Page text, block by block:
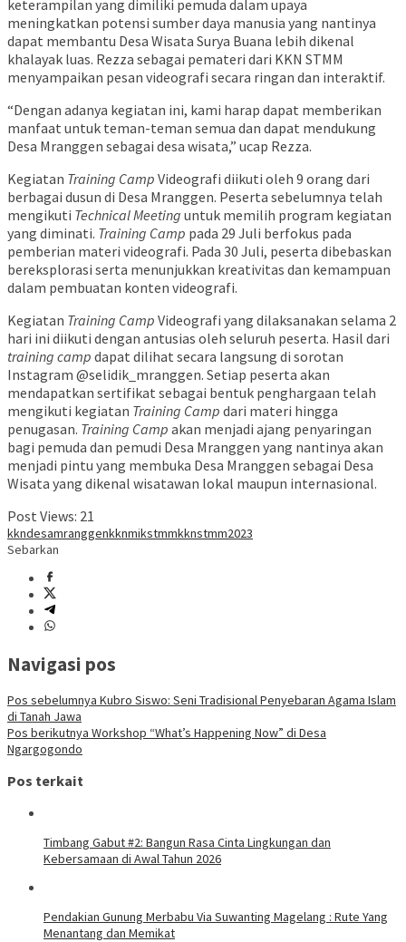
keterampilan yang dimiliki pemuda dalam upaya
meningkatkan potensi sumber daya manusia yang nantinya
dapat membantu Desa Wisata Surya Buana lebih dikenal
khalayak luas. Rezza sebagai pemateri dari KKN STMM
menyampaikan pesan videografi secara ringan dan interaktif.
“Dengan adanya kegiatan ini, kami harap dapat memberikan
manfaat untuk teman-teman semua dan dapat mendukung
Desa Mranggen sebagai desa wisata,” ucap Rezza.
Kegiatan Training Camp Videografi diikuti oleh 9 orang dari
berbagai dusun di Desa Mranggen. Peserta sebelumnya telah
mengikuti Technical Meeting untuk memilih program kegiatan
yang diminati. Training Camp pada 29 Juli berfokus pada
pemberian materi videografi. Pada 30 Juli, peserta dibebaskan
bereksplorasi serta menunjukkan kreativitas dan kemampuan
dalam pembuatan konten videografi.
Kegiatan Training Camp Videografi yang dilaksanakan selama 2
hari ini diikuti dengan antusias oleh seluruh peserta. Hasil dari
training camp dapat dilihat secara langsung di sorotan
Instagram @selidik_mranggen. Setiap peserta akan
mendapatkan sertifikat sebagai bentuk penghargaan telah
mengikuti kegiatan Training Camp dari materi hingga
penugasan. Training Camp akan menjadi ajang penyaringan
bagi pemuda dan pemudi Desa Mranggen yang nantinya akan
menjadi pintu yang membuka Desa Mranggen sebagai Desa
Wisata yang dikenal wisatawan lokal maupun internasional.
Post Views: 21
kkndesamranggenkknmikstmmkknstmm2023
Sebarkan
Navigasi pos
Pos sebelumnya Kubro Siswo: Seni Tradisional Penyebaran Agama Islam
di Tanah Jawa
Pos berikutnya Workshop “What’s Happening Now” di Desa
Ngargogondo
Pos terkait
Timbang Gabut #2: Bangun Rasa Cinta Lingkungan dan
Kebersamaan di Awal Tahun 2026
Pendakian Gunung Merbabu Via Suwanting Magelang : Rute Yang
Menantang dan Memikat